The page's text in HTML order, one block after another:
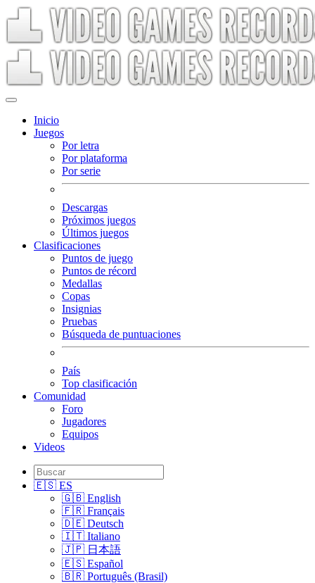
Inicio
Juegos
Por letra
Por plataforma
Por serie
Descargas
Próximos juegos
Últimos juegos
Clasificaciones
Puntos de juego
Puntos de récord
Medallas
Copas
Insignias
Pruebas
Búsqueda de puntuaciones
País
Top clasificación
Comunidad
Foro
Jugadores
Equipos
Videos
🇪🇸 ES
🇬🇧 English
🇫🇷 Français
🇩🇪 Deutsch
🇮🇹 Italiano
🇯🇵 日本語
🇪🇸 Español
🇧🇷 Português (Brasil)